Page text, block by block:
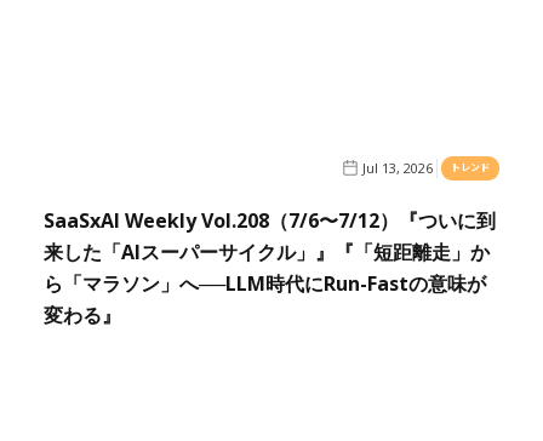
Jul 13, 2026 トレンド
SaaSxAI Weekly Vol.208（7/6〜7/12）『ついに到
来した「AIスーパーサイクル」』『「短距離走」か
ら「マラソン」へ──LLM時代にRun-Fastの意味が
変わる』